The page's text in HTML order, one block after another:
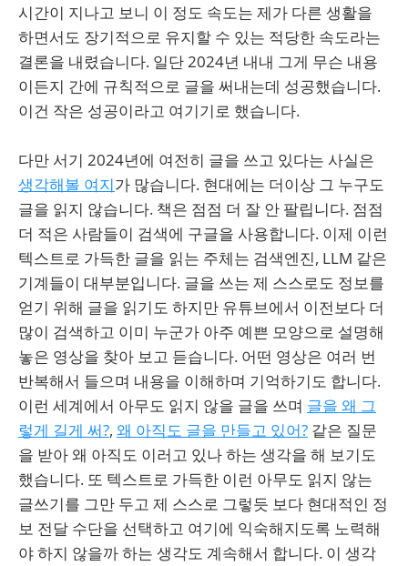
시간이 지나고 보니 이 정도 속도는 제가 다른 생활을
하면서도 장기적으로 유지할 수 있는 적당한 속도라는
결론을 내렸습니다. 일단 2024년 내내 그게 무슨 내용
이든지 간에 규칙적으로 글을 써내는데 성공했습니다.
이건 작은 성공이라고 여기기로 했습니다.
다만 서기 2024년에 여전히 글을 쓰고 있다는 사실은
생각해볼 여지가 많습니다. 현대에는 더이상 그 누구도
글을 읽지 않습니다. 책은 점점 더 잘 안 팔립니다. 점점
더 적은 사람들이 검색에 구글을 사용합니다. 이제 이런
텍스트로 가득한 글을 읽는 주체는 검색엔진, LLM 같은
기계들이 대부분입니다. 글을 쓰는 제 스스로도 정보를
얻기 위해 글을 읽기도 하지만 유튜브에서 이전보다 더
많이 검색하고 이미 누군가 아주 예쁜 모양으로 설명해
놓은 영상을 찾아 보고 듣습니다. 어떤 영상은 여러 번
반복해서 들으며 내용을 이해하며 기억하기도 합니다.
이런 세계에서 아무도 읽지 않을 글을 쓰며 글을 왜 그
렇게 길게 써?, 왜 아직도 글을 만들고 있어? 같은 질문
을 받아 왜 아직도 이러고 있나 하는 생각을 해 보기도
했습니다. 또 텍스트로 가득한 이런 아무도 읽지 않는
글쓰기를 그만 두고 제 스스로 그렇듯 보다 현대적인 정
보 전달 수단을 선택하고 여기에 익숙해지도록 노력해
야 하지 않을까 하는 생각도 계속해서 합니다. 이 생각